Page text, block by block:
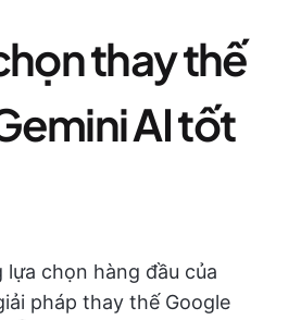
thay thế
AI tốt
lựa chọn hàng đầu của
pháp thay thế Google